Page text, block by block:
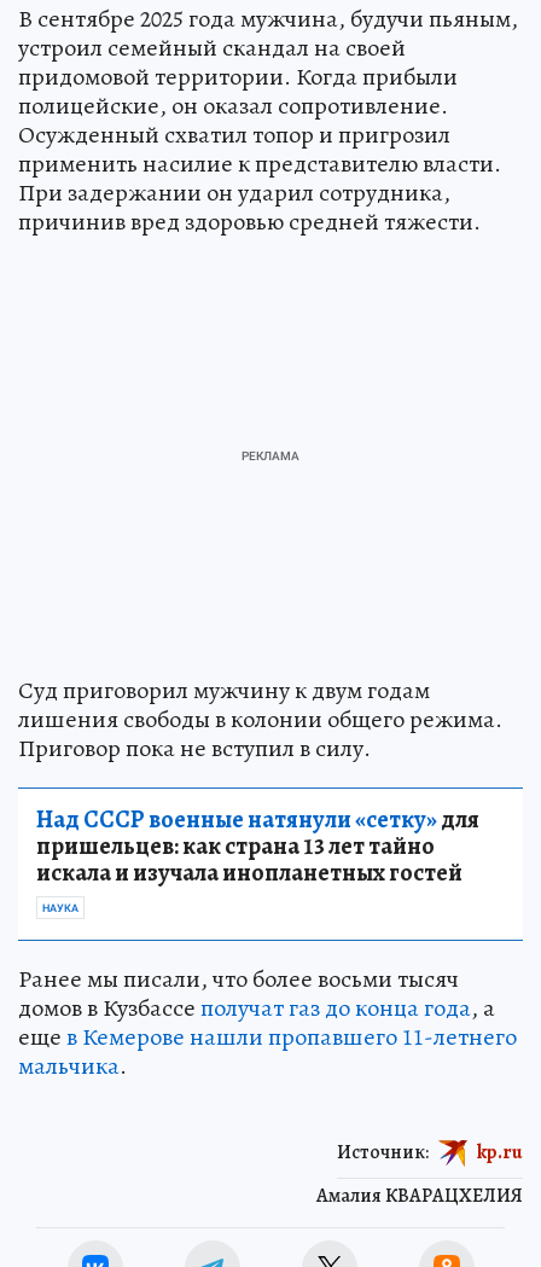
В сентябре 2025 года мужчина, будучи пьяным,
устроил семейный скандал на своей
придомовой территории. Когда прибыли
полицейские, он оказал сопротивление.
Осужденный схватил топор и пригрозил
применить насилие к представителю власти.
При задержании он ударил сотрудника,
причинив вред здоровью средней тяжести.
Суд приговорил мужчину к двум годам
лишения свободы в колонии общего режима.
Приговор пока не вступил в силу.
Над СССР военные натянули «сетку»для
пришельцев: как страна 13 лет тайно
искала и изучала инопланетных гостей
НАУКА
Ранее мы писали, что более восьми тысяч
домов в Кузбассеполучат газ до конца года, а
ещев Кемерове нашли пропавшего 11-летнего
мальчика.
Амалия КВАРАЦХЕЛИЯ
Источник: kp.ru